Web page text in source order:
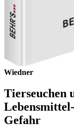
Wiedner
Tierseuchen
Gefahr